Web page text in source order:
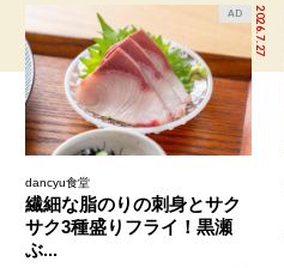
2026.7.27
AD
dancyu食堂
繊細な脂のりの刺身とサク
サク3種盛りフライ！黒瀬
ぶ...